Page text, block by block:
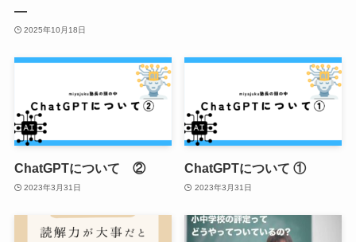
―
2025年10月18日
ChatGPTについて ②
2023年3月31日
ChatGPTについて ①
2023年3月31日